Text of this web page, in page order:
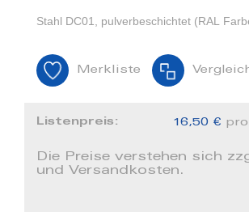
Stahl DC01, pulverbeschichtet (RAL
Merkliste
Listenpreis: 16,50 €
Die Preise verstehen sich
und Versandkosten.